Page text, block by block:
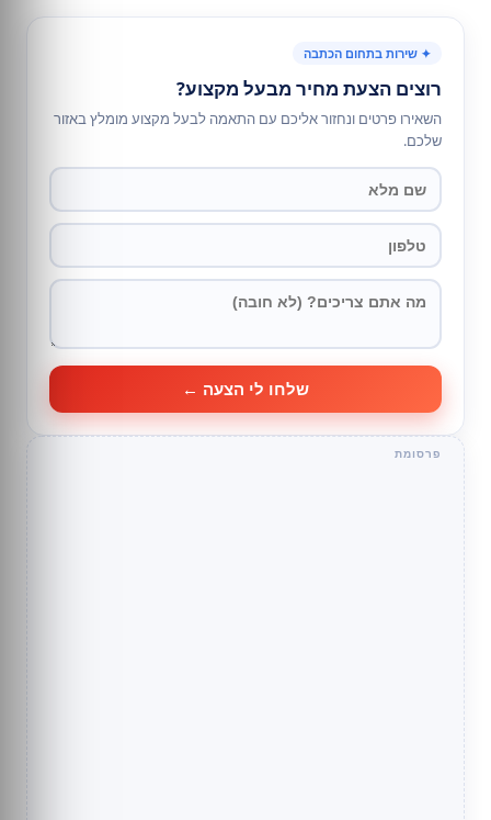
✦ שירות בתחום הכתבה
רוצים הצעת מחיר מבעל מקצוע?
השאירו פרטים ונחזור אליכם עם התאמה לבעל מקצוע מומלץ באזור
שלכם.
שלחו לי הצעה ←